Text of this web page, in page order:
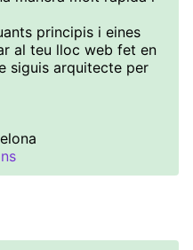
principis i eines
al teu lloc web fet en
siguis arquitecte per